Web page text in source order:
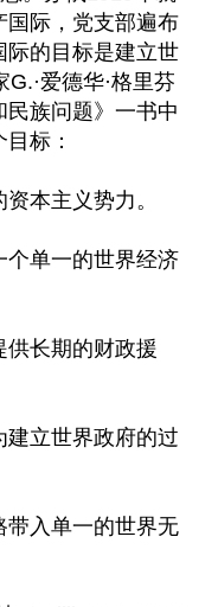
国际，党支部遍布
际的目标是建立世
爱德华·格里芬
族问题》一书中
标：
本主义势力。
单一的世界经济
长期的财政援
立世界政府的过
入单一的世界无